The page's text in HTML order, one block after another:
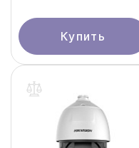
Купить